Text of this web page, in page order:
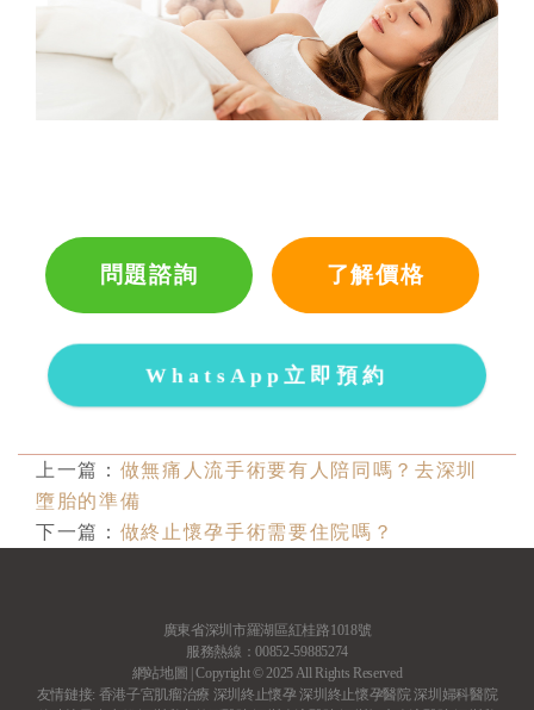
問題諮詢 了解價格
WhatsApp立即預約
上一篇： 做無痛人流手術要有人陪同嗎？去深圳
墮胎的準備
下一篇： 做終止懷孕手術需要住院嗎？
廣東省深圳市羅湖區紅桂路1018號
服務熱線：00852-59885274
網站地圖 | Copyright © 2025 All Rights Reserved
友情鏈接: 香港子宮肌瘤治療 深圳終止懷孕深圳終止懷孕醫院深圳婦科醫院